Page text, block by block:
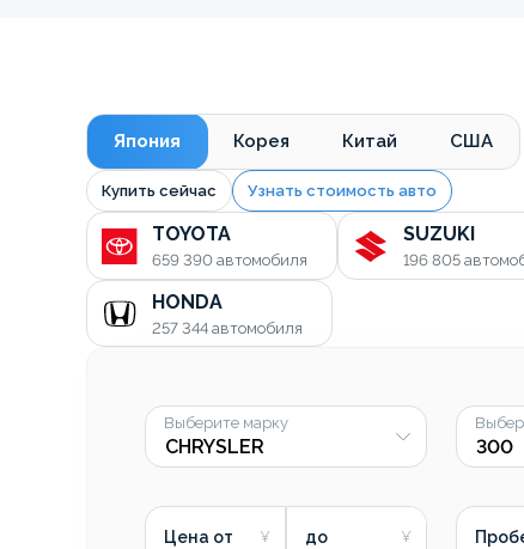
Япония Корея Китай США
Купить сейчас Узнать стоимость авто
TOYOTA
659 390 автомобиля
SUZUKI
196 805
HONDA
257 344 автомобиля
Выберите марку
Цена от до